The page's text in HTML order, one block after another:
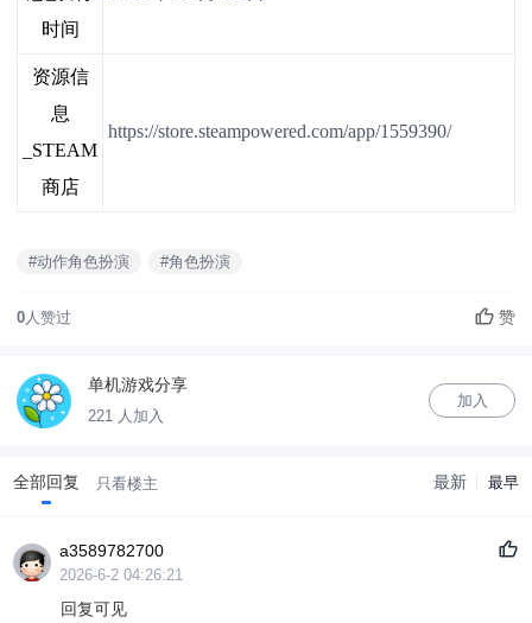
时间
资源信
息
_STEAM
商店
https://store.steampowered.com/app/1559390/
#动作角色扮演 #角色扮演
0 人赞过 赞
单机游戏分享
221 人加入
加入
全部回复 只看楼主 最新 最早
a3589782700
2026-6-2 04:26:21
回复可见